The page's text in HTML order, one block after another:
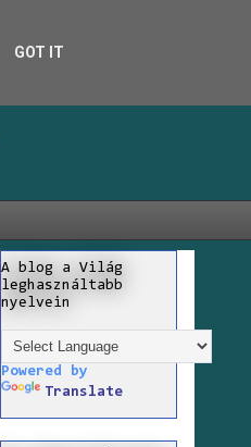
A blog a Világ
leghasználtabb
nyelvein
Powered by
Translate
GOT IT